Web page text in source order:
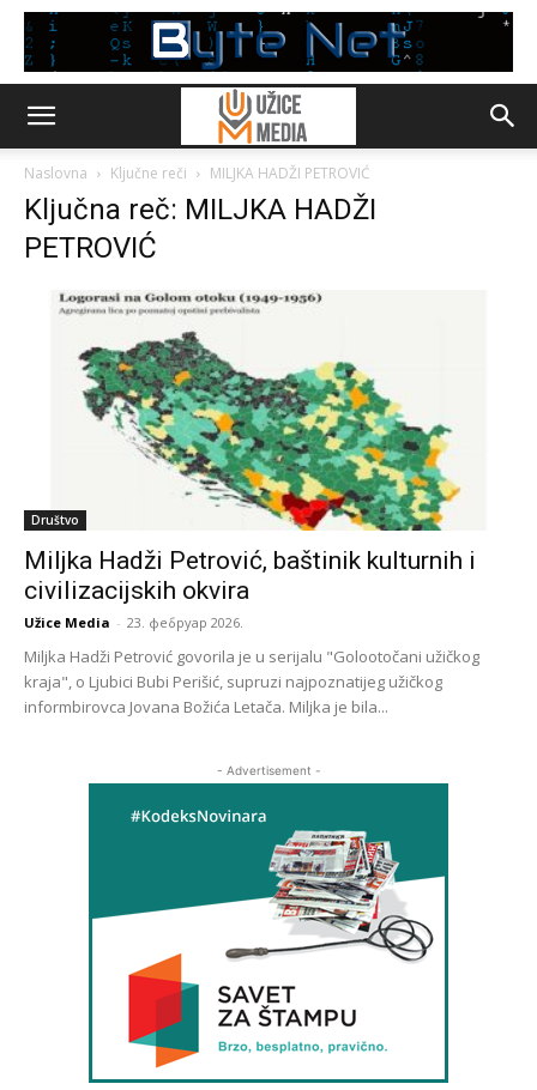
Naslovna Ključne reči MILJKA HADŽI PETROVIĆ
Ključna reč: MILJKA HADŽI
PETROVIĆ
Društvo
Miljka Hadži Petrović, baštinik kulturnih i
civilizacijskih okvira
Užice Media - 23. фебруар 2026.
Miljka Hadži Petrović govorila je u serijalu "Golootočani užičkog
kraja", o Ljubici Bubi Perišić, supruzi najpoznatijeg užičkog
informbirovca Jovana Božića Letača. Miljka je bila...
- Advertisement -